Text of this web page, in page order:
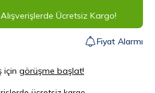
Ücretsiz Kargo!
Fiyat Alarmı
için görüşme başlat!